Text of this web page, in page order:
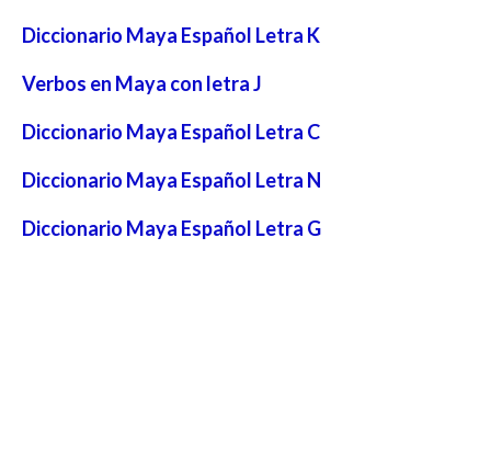
Diccionario Maya Español Letra K
Verbos en Maya con letra J
Diccionario Maya Español Letra C
Diccionario Maya Español Letra N
Diccionario Maya Español Letra G